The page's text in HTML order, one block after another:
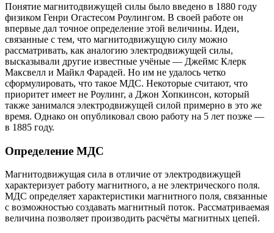
Понятие магнитодвижущей силы было введено в 1880 году
физиком Генри Огастесом Роулингом. В своей работе он
впервые дал точное определение этой величины. Идеи,
связанные с тем, что магнитодвижущую силу можно
рассматривать, как аналогию электродвижущей силы,
высказывали другие известные учёные — Джеймс Клерк
Максвелл и Майкл Фарадей. Но им не удалось четко
сформулировать, что такое МДС. Некоторые считают, что
приоритет имеет не Роулинг, а Джон Хопкинсон, который
также занимался электродвижущей силой примерно в это же
время. Однако он опубликовал свою работу на 5 лет позже —
в 1885 году.
Определение МДС
Магнитодвижущая сила в отличие от электродвижущей
характеризует работу магнитного, а не электрического поля.
МДС определяет характеристики магнитного поля, связанные
с возможностью создавать магнитный поток. Рассматриваемая
величина позволяет производить расчёты магнитных цепей.